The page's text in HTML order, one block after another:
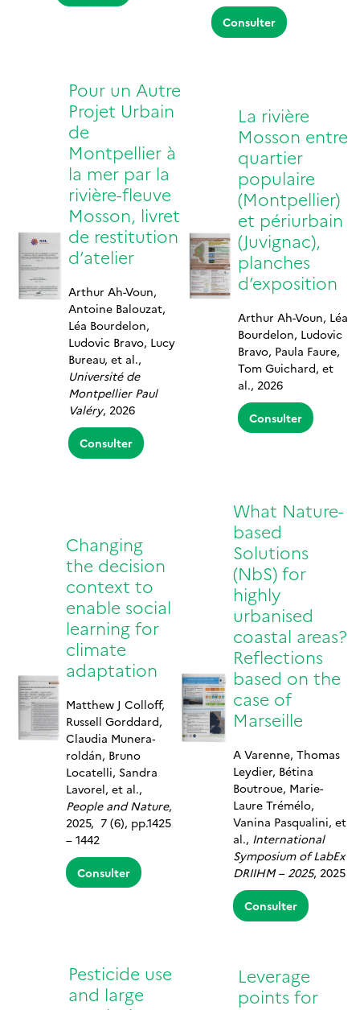
Consulter
Pour un Autre
Projet Urbain
de
Montpellier à
la mer par la
rivière-fleuve
Mosson, livret
de restitution
d’atelier
Arthur Ah-Voun,
Antoine Balouzat,
Léa Bourdelon,
Ludovic Bravo, Lucy
Bureau, et al.,
Université de
Montpellier Paul
Valéry, 2026
Consulter
La rivière
Mosson entre
quartier
populaire
(Montpellier)
et périurbain
(Juvignac),
planches
d’exposition
Arthur Ah-Voun, Léa
Bourdelon, Ludovic
Bravo, Paula Faure,
Tom Guichard, et
al., 2026
Consulter
Changing
the decision
context to
enable social
learning for
climate
adaptation
Matthew J Colloff,
Russell Gorddard,
Claudia Munera‐
roldán, Bruno
Locatelli, Sandra
Lavorel, et al.,
People and Nature,
2025, 7 (6), pp.1425
– 1442
Consulter
What Nature-
based
Solutions
(NbS) for
highly
urbanised
coastal areas?
Reflections
based on the
case of
Marseille
A Varenne, Thomas
Leydier, Bétina
Boutroue, Marie-
Laure Trémélo,
Vanina Pasqualini, et
al., International
Symposium of LabEx
DRIIHM – 2025, 2025
Consulter
Pesticide use
and large
Leverage
points for